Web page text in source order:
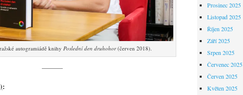
autogramiádě knihy Poslední den druhohor(červen 2018).
———
:
Prosinec 2025
Listopad 2025
Říjen 2025
Září 2025
Srpen 2025
Červenec 2025
Červen 2025
Květen 2025